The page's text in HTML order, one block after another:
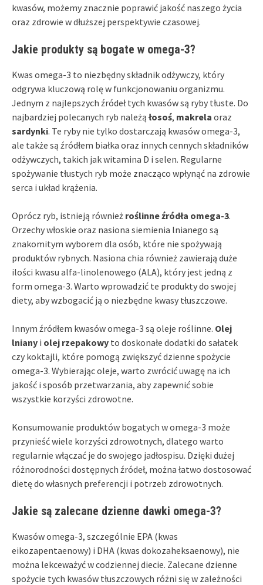
kwasów, możemy znacznie poprawić jakość naszego życia
oraz zdrowie w dłuższej perspektywie czasowej.
Jakie produkty są bogate w omega-3?
Kwas omega-3 to niezbędny składnik odżywczy, który
odgrywa kluczową rolę w funkcjonowaniu organizmu.
Jednym z najlepszych źródeł tych kwasów są ryby tłuste. Do
najbardziej polecanych ryb należą łosoś, makrela oraz
sardynki. Te ryby nie tylko dostarczają kwasów omega-3,
ale także są źródłem białka oraz innych cennych składników
odżywczych, takich jak witamina D i selen. Regularne
spożywanie tłustych ryb może znacząco wpłynąć na zdrowie
serca i układ krążenia.
Oprócz ryb, istnieją również roślinne źródła omega-3.
Orzechy włoskie oraz nasiona siemienia lnianego są
znakomitym wyborem dla osób, które nie spożywają
produktów rybnych. Nasiona chia również zawierają duże
ilości kwasu alfa-linolenowego (ALA), który jest jedną z
form omega-3. Warto wprowadzić te produkty do swojej
diety, aby wzbogacić ją o niezbędne kwasy tłuszczowe.
Innym źródłem kwasów omega-3 są oleje roślinne. Olej
lniany i olej rzepakowy to doskonałe dodatki do sałatek
czy koktajli, które pomogą zwiększyć dzienne spożycie
omega-3. Wybierając oleje, warto zwrócić uwagę na ich
jakość i sposób przetwarzania, aby zapewnić sobie
wszystkie korzyści zdrowotne.
Konsumowanie produktów bogatych w omega-3 może
przynieść wiele korzyści zdrowotnych, dlatego warto
regularnie włączać je do swojego jadłospisu. Dzięki dużej
różnorodności dostępnych źródeł, można łatwo dostosować
dietę do własnych preferencji i potrzeb zdrowotnych.
Jakie są zalecane dzienne dawki omega-3?
Kwasów omega-3, szczególnie EPA (kwas
eikozapentaenowy) i DHA (kwas dokozaheksaenowy), nie
można lekceważyć w codziennej diecie. Zalecane dzienne
spożycie tych kwasów tłuszczowych różni się w zależności